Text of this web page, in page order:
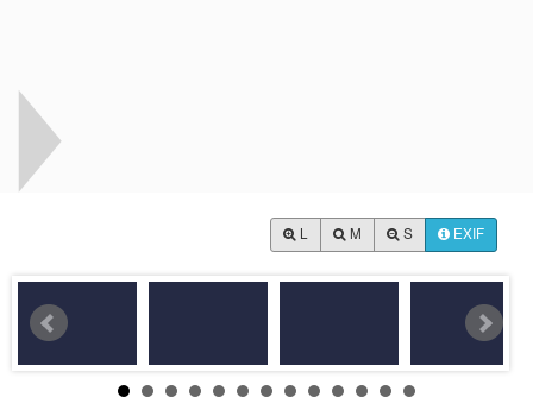
M S EXIF